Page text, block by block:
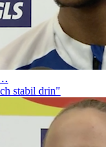
stabil drin"